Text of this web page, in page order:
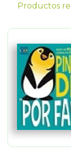
Productos